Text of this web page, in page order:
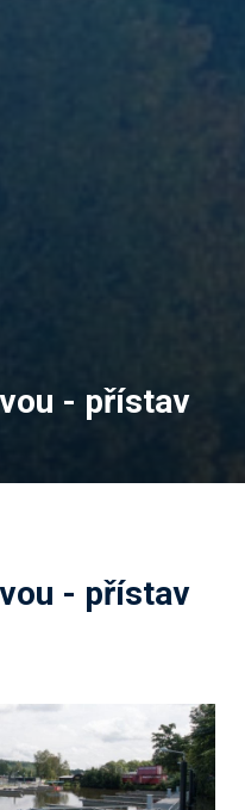
- přístav
- přístav